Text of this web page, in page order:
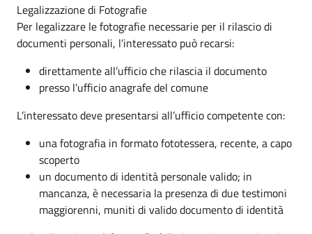
Legalizzazione di Fotografie
Per legalizzare le fotografie necessarie per il rilascio di
documenti personali, l’interessato può recarsi:
direttamente all’ufficio che rilascia il documento
presso l’ufficio anagrafe del comune
L’interessato deve presentarsi all’ufficio competente con:
una fotografia in formato fototessera, recente, a capo
scoperto
un documento di identità personale valido; in
mancanza, è necessaria la presenza di due testimoni
maggiorenni, muniti di valido documento di identità